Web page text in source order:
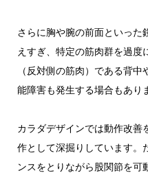
さらに胸や腕の前面といった
えすぎ、特定の筋肉群を過度
（反対側の筋肉）である背
能障害も発生する場合もあり
カラダデザインでは動作改善
作として深掘りしています。
ンスをとりながら股関節を可